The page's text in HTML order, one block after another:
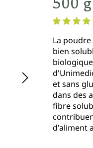
La
bien
et sans
dans des
fibre
d'aliment